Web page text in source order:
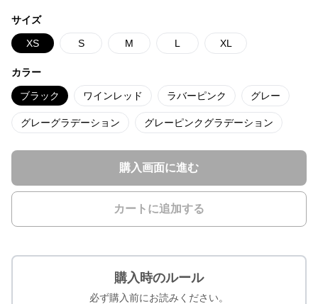
サイズ
XS S M L XL
カラー
ブラック ワインレッド ラバーピンク グレー
グレーグラデーション グレーピンクグラデーション
購入画面に進む
カートに追加する
購入時のルール
必ず購入前にお読みください。